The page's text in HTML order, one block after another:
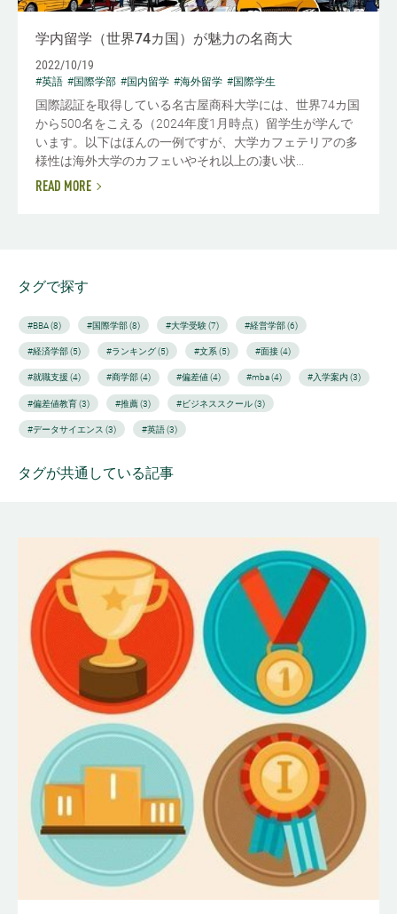
学内留学（世界74カ国）が魅力の名商大
2022/10/19
#英語 #国際学部 #国内留学 #海外留学 #国際学生
国際認証を取得している名古屋商科大学には、世界74カ国
から500名をこえる（2024年度1月時点）留学生が学んで
います。以下はほんの一例ですが、大学カフェテリアの多
様性は海外大学のカフェいやそれ以上の凄い状...
READ MORE
タグで探す
#BBA (8) #国際学部 (8) #大学受験 (7) #経営学部 (6)
#経済学部 (5) #ランキング (5) #文系 (5) #面接 (4)
#就職支援 (4) #商学部 (4) #偏差値 (4) #mba (4) #入学案内 (3)
#偏差値教育 (3) #推薦 (3) #ビジネススクール (3)
#データサイエンス (3) #英語 (3)
タグが共通している記事